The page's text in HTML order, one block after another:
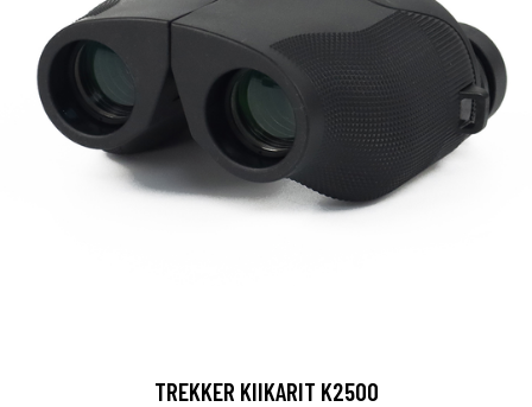
TREKKER KIIKARIT K2500